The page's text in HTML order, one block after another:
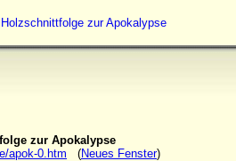
zur Apokalypse
zur Apokalypse
apok-0.htm (Neues Fenster)